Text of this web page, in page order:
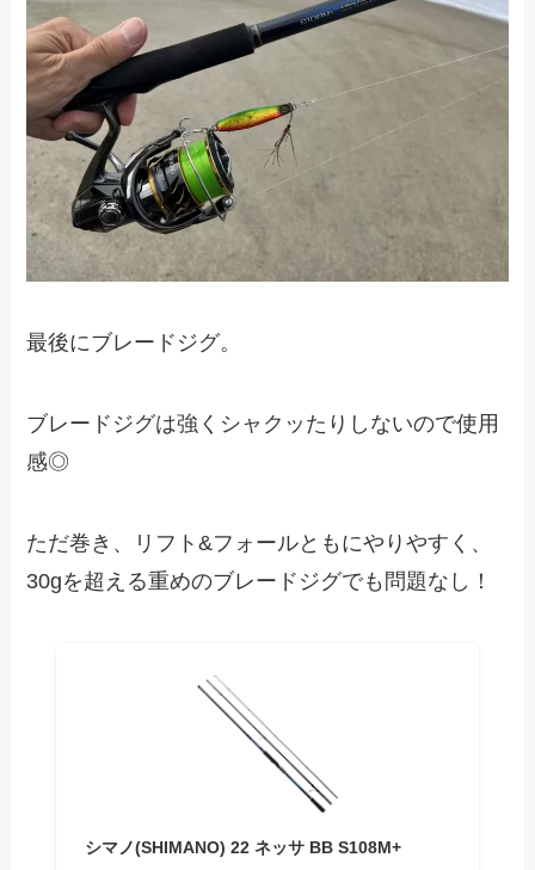
最後にブレードジグ。
ブレードジグは強くシャクッたりしないので使用
感◎
ただ巻き、リフト&フォールともにやりやすく、
30gを超える重めのブレードジグでも問題なし！
シマノ(SHIMANO) 22 ネッサ BB S108M+